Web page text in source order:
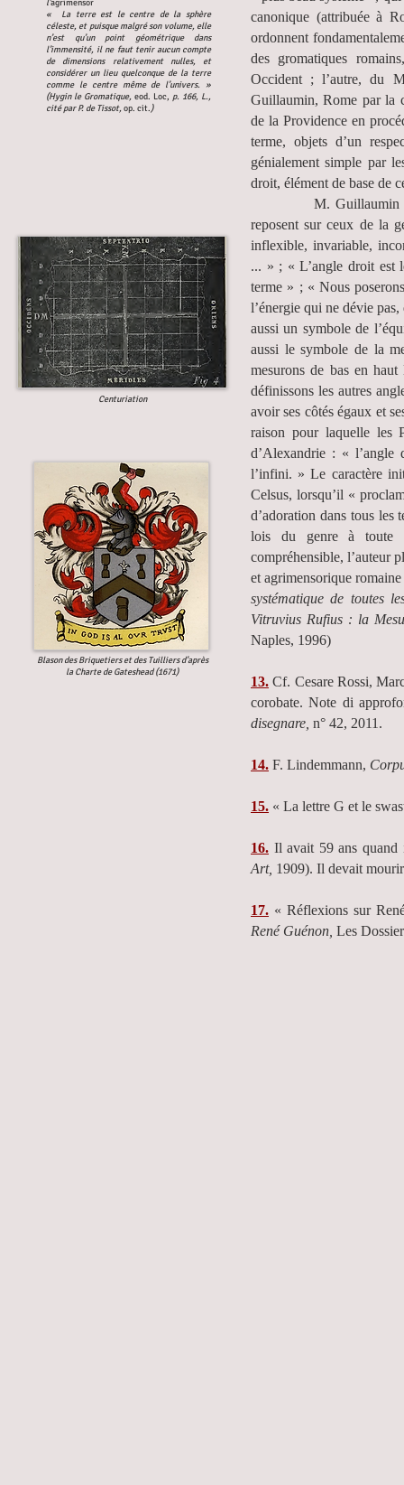
l’agrimensor
« La terre est le centre de la sphère
céleste, et puisque malgré son volume, elle
n’est qu’un point géométrique dans
l’immensité, il ne faut tenir aucun compte
de dimensions relativement nulles, et
considérer un lieu quelconque de la terre
comme le centre même de l’univers. »
(Hygin le Gromatique, eod. Loc, p. 166, L.,
cité par P. de Tissot,op. cit.)
Centuriation
Blason des Briquetiers et des Tuilliers d’après
la Charte de Gateshead (1671)
canonique (attribuée à
ordonnent
des gromatiques
Occident ; l’autre, du
Guillaumin, Rome par la
de la Providence en
terme, objets d’un
génialement simple par
droit, élément de base de
M. Guillaumin
reposent sur ceux de la
inflexible, invariable,
... » ; « L’angle droit est
terme » ; « Nous
l’énergie qui ne dévie
aussi un symbole de
aussi le symbole de la
mesurons de bas en
définissons les autres
avoir ses côtés égaux et
raison pour laquelle les
d’Alexandrie : « l’angle
l’infini. » Le caractère
Celsus, lorsqu’il «
d’adoration dans tous les
lois du genre à toute
compréhensible, l’auteur
et agrimensorique
systématique de toutes
Vitruvius Rufius : la
Naples, 1996)
13. Cf. Cesare Rossi,
corobate. Note di
disegnare, n° 42, 2011.
14. F. Lindemmann,
15. « La lettre G et le
16. Il avait 59 ans quand
Art, 1909). Il devait
17. « Réflexions sur
René Guénon, Les